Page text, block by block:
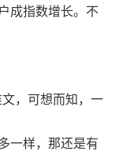
成指数增长。不
，可想而知，一
一样，那还是有